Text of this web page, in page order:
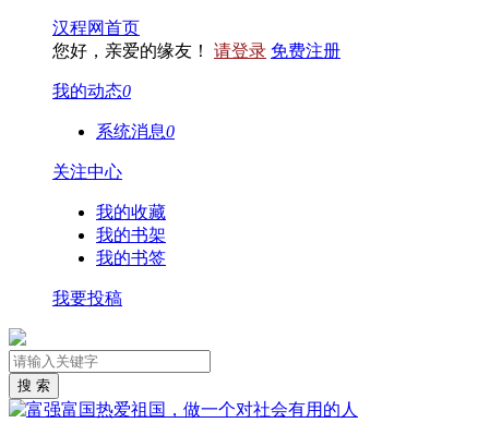
汉程网首页
您好，亲爱的缘友！ 请登录 免费注册
我的动态0
系统消息0
关注中心
我的收藏
我的书架
我的书签
我要投稿